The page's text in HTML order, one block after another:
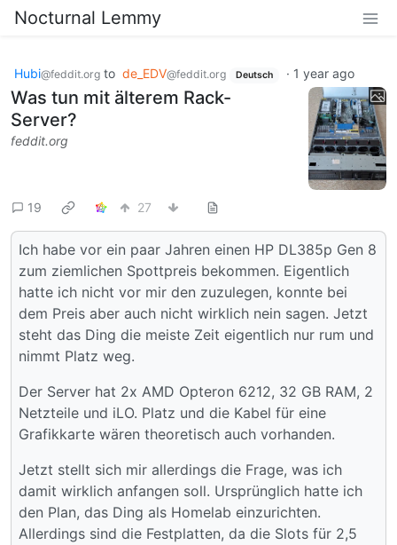
Nocturnal Lemmy
Hubi@feddit.org to de_EDV@feddit.org Deutsch · 1 year ago
Was tun mit älterem Rack-
Server?
feddit.org
19 27
Ich habe vor ein paar Jahren einen HP DL385p Gen 8
zum ziemlichen Spottpreis bekommen. Eigentlich
hatte ich nicht vor mir den zuzulegen, konnte bei
dem Preis aber auch nicht wirklich nein sagen. Jetzt
steht das Ding die meiste Zeit eigentlich nur rum und
nimmt Platz weg.
Der Server hat 2x AMD Opteron 6212, 32 GB RAM, 2
Netzteile und iLO. Platz und die Kabel für eine
Grafikkarte wären theoretisch auch vorhanden.
Jetzt stellt sich mir allerdings die Frage, was ich
damit wirklich anfangen soll. Ursprünglich hatte ich
den Plan, das Ding als Homelab einzurichten.
Allerdings sind die Festplatten, da die Slots für 2,5